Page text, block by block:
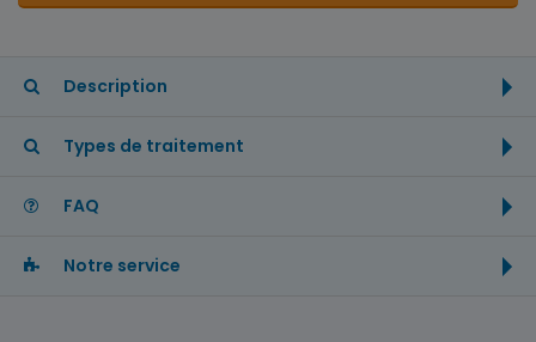
Description
Types de traitement
FAQ
Notre service